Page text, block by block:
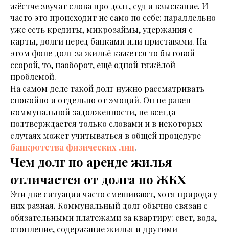
жёстче звучат слова про долг, суд и взыскание. И
часто это происходит не само по себе: параллельно
уже есть кредиты, микрозаймы, удержания с
карты, долги перед банками или приставами. На
этом фоне долг за жильё кажется то бытовой
ссорой, то, наоборот, ещё одной тяжёлой
проблемой.
На самом деле такой долг нужно рассматривать
спокойно и отдельно от эмоций. Он не равен
коммунальной задолженности, не всегда
подтверждается только словами и в некоторых
случаях может учитываться в общей процедуре
банкротства физических лиц.
Чем долг по аренде жилья
отличается от долга по ЖКХ
Эти две ситуации часто смешивают, хотя природа у
них разная. Коммунальный долг обычно связан с
обязательными платежами за квартиру: свет, вода,
отопление, содержание жилья и другими